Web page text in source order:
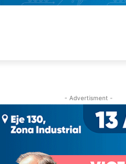
- Advertisment -